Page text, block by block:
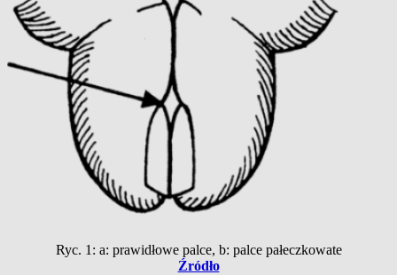
Ryc. 1: a: prawidłowe palce, b: palce pałeczkowate
Źródło